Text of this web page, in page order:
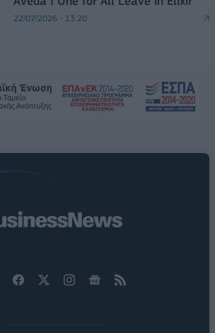
22/07/2026 - 13:20